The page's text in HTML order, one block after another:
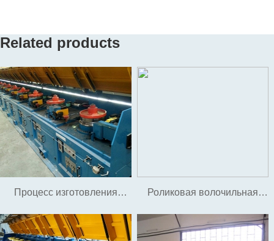
Related products
Процесс изготовления
гвоздей из стальной
Роликовая волочильная
машина с водяным